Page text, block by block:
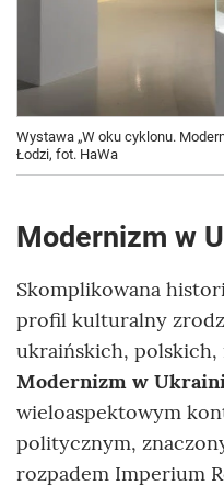
Wystawa „W oku cyklonu.
Łodzi, fot. HaWa
Modernizm w
Skomplikowana
profil kulturalny
ukraińskich,
Modernizm w
wieloaspektowym
politycznym,
rozpadem Imperium